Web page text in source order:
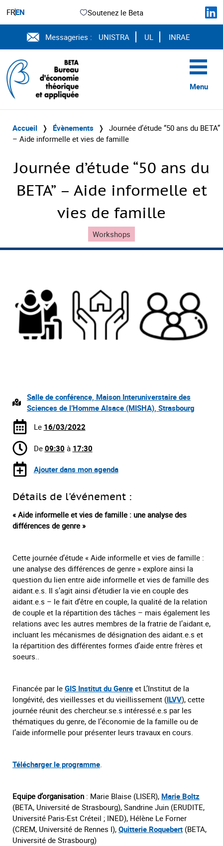
FREN Soutenez le Beta
Messageries : UNISTRA UL INRAE
Menu
Accueil ❭ Évènements ❭ Journée d’étude “50 ans du BETA”
– Aide informelle et vies de famille
Journée d’étude “50 ans du
BETA” – Aide informelle et
vies de famille
Workshops
Salle de conférence, Maison Interuniverstaire des
Sciences de l’Homme Alsace (MISHA), Strasbourg
Le 16/03/2022
De 09:30 à 17:30
Ajouter dans mon agenda
Détails de l'événement :
« Aide informelle et vies de famille : une analyse des
différences de genre »
Cette journée d’étude « Aide informelle et vies de famille :
une analyse des différences de genre » explore ainsi la
question du lien entre aide informelle et vies de famille des
aidant.e.s. Il s’agit ainsi d’étudier la vie en couple des
aidant.e.s – le fait d’être en couple, la qualité de la relation
de couple et la répartition des tâches – mais également les
relations avec les autres membres de la fratrie de l’aidant.e,
incluant les mécanismes de désignation des aidant.e.s et
la répartition des différentes formes d’aide entre frères et
soeurs..
Financée par le GIS Institut du Genre et L’Institut de la
longévité, des vieillesses et du vieillissement (ILVV), cette
journée réunit des chercheur.se.s intéressé.e.s par les
thématiques du genre, de l’économie de la famille ou de
l’aide informelle pour présenter leurs travaux en cours.
Télécharger le programme.
Equipe d’organisation : Marie Blaise (LISER), Marie Boltz
(BETA, Université de Strasbourg), Sandrine Juin (ERUDITE,
Université Paris-Est Créteil ; INED), Hélène Le Forner
(CREM, Université de Rennes I), Quitterie Roquebert (BETA,
Université de Strasbourg)